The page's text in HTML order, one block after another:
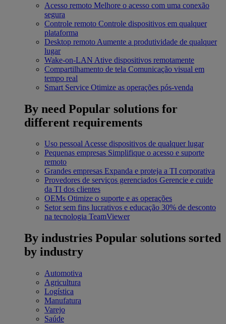
Acesso remoto Melhore o acesso com uma conexão
segura
Controle remoto Controle dispositivos em qualquer
plataforma
Desktop remoto Aumente a produtividade de qualquer
lugar
Wake-on-LAN Ative dispositivos remotamente
Compartilhamento de tela Comunicação visual em
tempo real
Smart Service Otimize as operações pós-venda
By need Popular solutions for
different requirements
Uso pessoalAcesse dispositivos de qualquer lugar
Pequenas empresas Simplifique o acesso e suporte
remoto
Grandes empresas Expanda e proteja a TI corporativa
Provedores de serviços gerenciados Gerencie e cuide
da TI dos clientes
OEMs Otimize o suporte e as operações
Setor sem fins lucrativos e educação 30% de desconto
na tecnologia TeamViewer
By industries Popular solutions sorted
by industry
Automotiva
Agricultura
Logística
Manufatura
Varejo
Saúde